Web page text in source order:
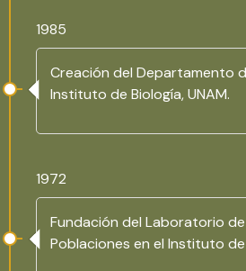
1985
Creación del Departamento
Instituto de Biología, UNAM.
1972
Fundación del Laboratorio
Poblaciones en el Instituto de